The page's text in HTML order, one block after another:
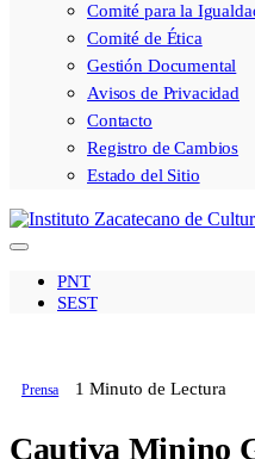
Comité para la
Comité de Ética
Gestión Documental
Avisos de Privacidad
Contacto
Registro de Cambios
Estado del Sitio
PNT
SEST
Prensa 1 Minuto de Lectura
Cautiva Minino